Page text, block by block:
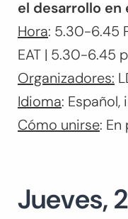
el desarrollo en
Hora: 5.30-6.45
EAT | 5.30-6.45
Organizadores:
Idioma: Español,
Cómo unirse: En
Jueves,